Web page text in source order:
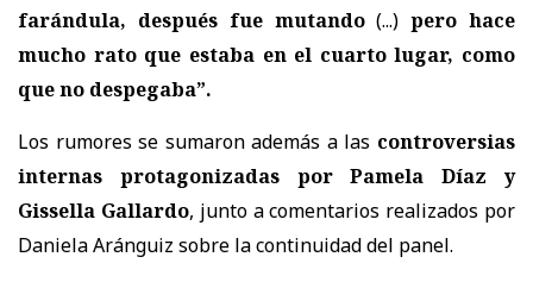
farándula, después fue mutando(...)pero hace
mucho rato que estaba en el cuarto lugar, como
que no despegaba”.
Los rumores se sumaron además a las controversias
internas protagonizadas por Pamela Díaz y
Gissella Gallardo, junto a comentarios realizados por
Daniela Aránguiz sobre la continuidad del panel.